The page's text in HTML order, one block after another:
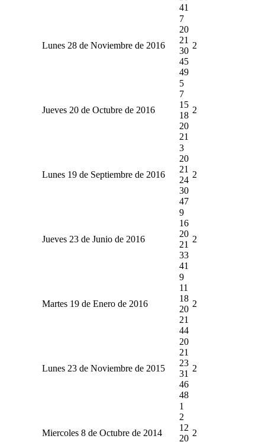
41
Lunes 28 de Noviembre de 2016
7
20
21
30
45
49
2
Jueves 20 de Octubre de 2016
5
7
15
18
20
21
2
Lunes 19 de Septiembre de 2016
3
20
21
24
30
47
2
Jueves 23 de Junio de 2016
9
16
20
21
33
41
2
Martes 19 de Enero de 2016
9
11
18
20
21
44
2
Lunes 23 de Noviembre de 2015
20
21
23
31
46
48
2
Miercoles 8 de Octubre de 2014
1
2
12
20
2